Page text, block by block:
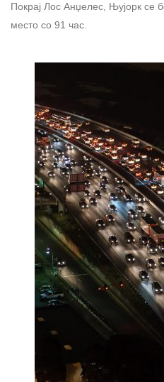
Покрај Лос Анџелес, Њујорк се
место со 91 час.